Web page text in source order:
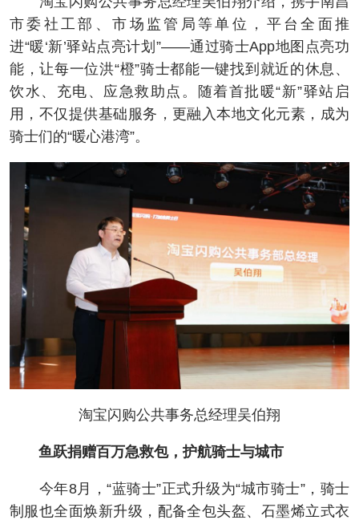
市委社工部、市场监管局等单位，平台全面推
进“暖‘新’驿站点亮计划”——通过骑士App地图点亮功
能，让每一位洪“橙”骑士都能一键找到就近的休息、
饮水、充电、应急救助点。随着首批暖“新”驿站启
用，不仅提供基础服务，更融入本地文化元素，成为
骑士们的“暖心港湾”。
淘宝闪购公共事务总经理吴伯翔
鱼跃捐赠百万急救包，护航骑士与城市
今年8月，“蓝骑士”正式升级为“城市骑士”，骑士
制服也全面焕新升级，配备全包头盔、石墨烯立式衣